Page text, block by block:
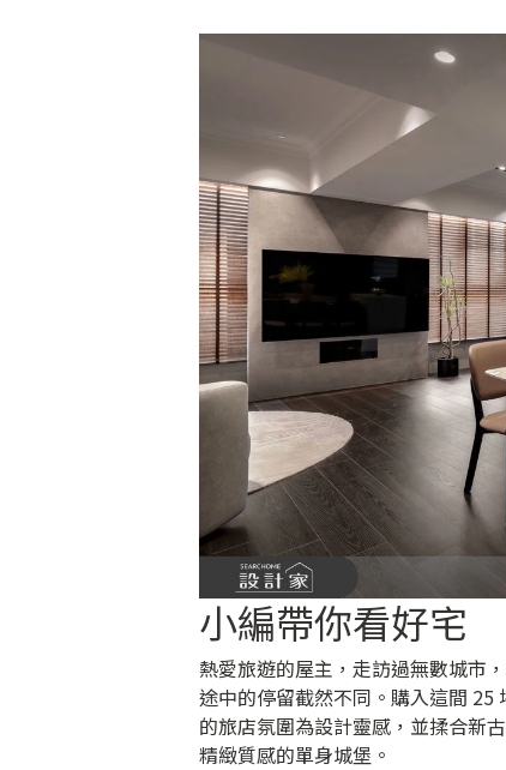
小編帶你看好宅
熱愛旅遊的屋主，走訪過無數城市
途中的停留截然不同。購入這間 25
的旅店氛圍為設計靈感，並揉合新
精緻質感的單身城堡。